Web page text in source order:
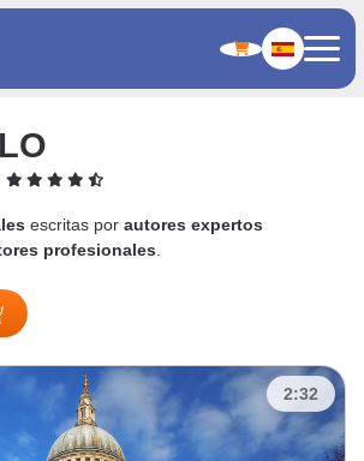
escritas por autores expertos
profesionales
2:32